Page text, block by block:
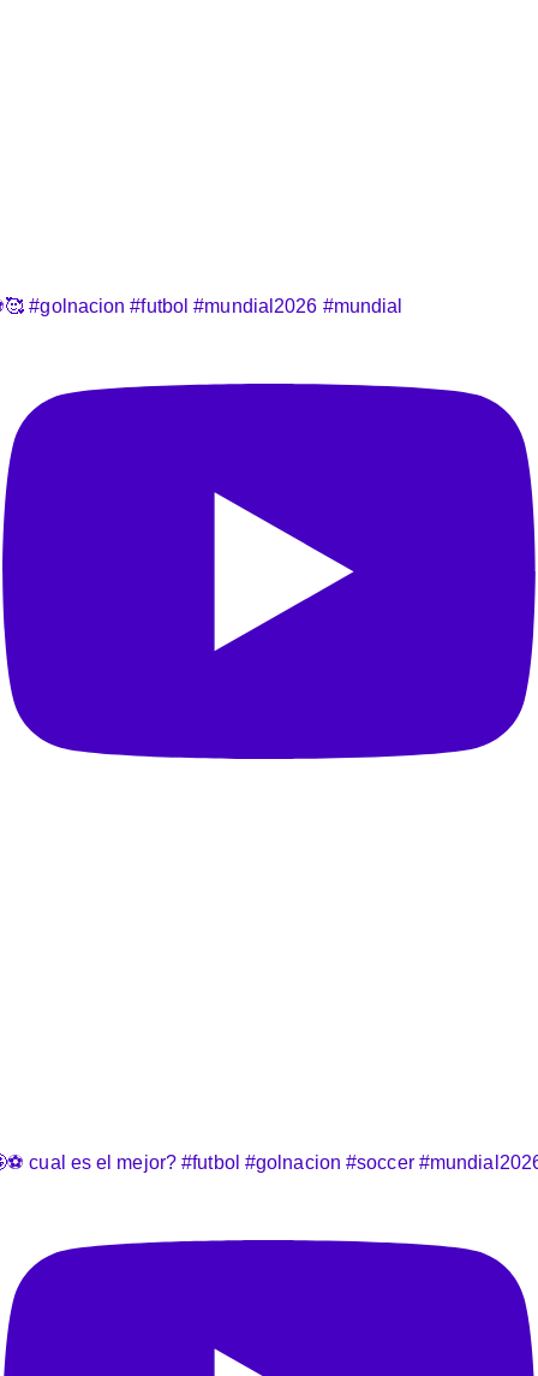
#golnacion #futbol #mundial2026 #mundial
cual es el mejor? #futbol #golnacion #soccer